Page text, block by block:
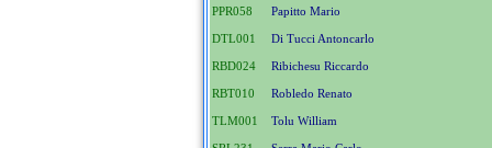
PPR058 Papitto Mario
DTL001 Di Tucci Antoncarlo
RBD024 Ribichesu Riccardo
RBT010 Robledo Renato
TLM001 Tolu William